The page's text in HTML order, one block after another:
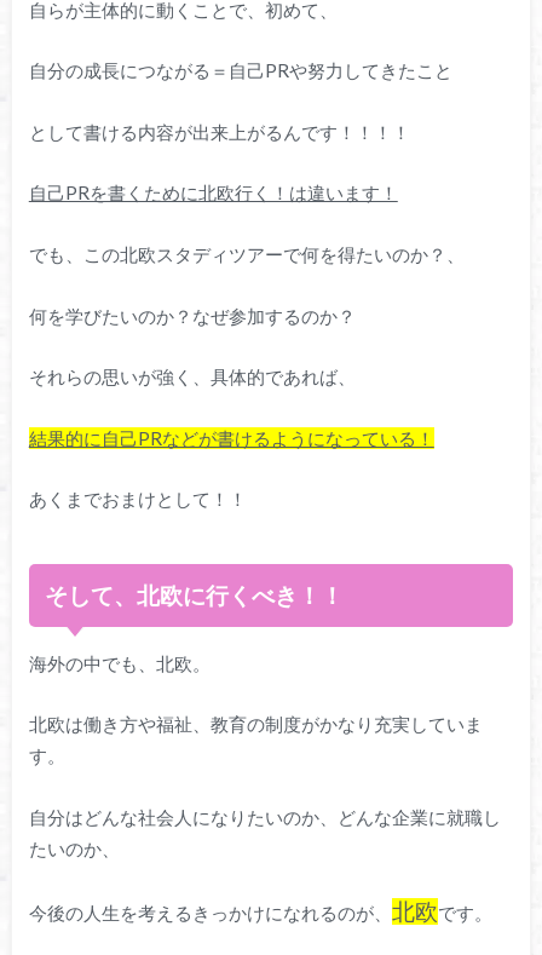
自らが主体的に動くことで、初めて、
自分の成長につながる＝自己PRや努力してきたこと
として書ける内容が出来上がるんです！！！！
自己PRを書くために北欧行く！は違います！
でも、この北欧スタディツアーで何を得たいのか？、
何を学びたいのか？なぜ参加するのか？
それらの思いが強く、具体的であれば、
結果的に自己PRなどが書けるようになっている！
あくまでおまけとして！！
そして、北欧に行くべき！！
海外の中でも、北欧。
北欧は働き方や福祉、教育の制度がかなり充実していま
す。
自分はどんな社会人になりたいのか、どんな企業に就職し
たいのか、
今後の人生を考えるきっかけになれるのが、 北欧です。